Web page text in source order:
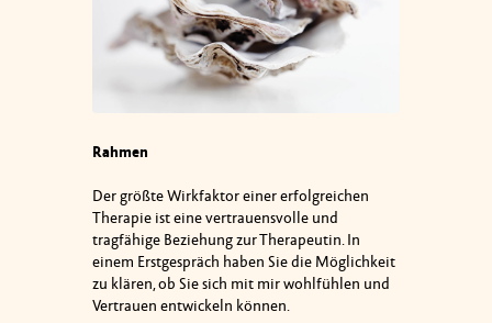
Rahmen
Der größte Wirkfaktor einer erfolgreichen
Therapie ist eine vertrauensvolle und
tragfähige Beziehung zur Therapeutin. In
einem Erstgespräch haben Sie die Möglichkeit
zu klären, ob Sie sich mit mir wohlfühlen und
Vertrauen entwickeln können.